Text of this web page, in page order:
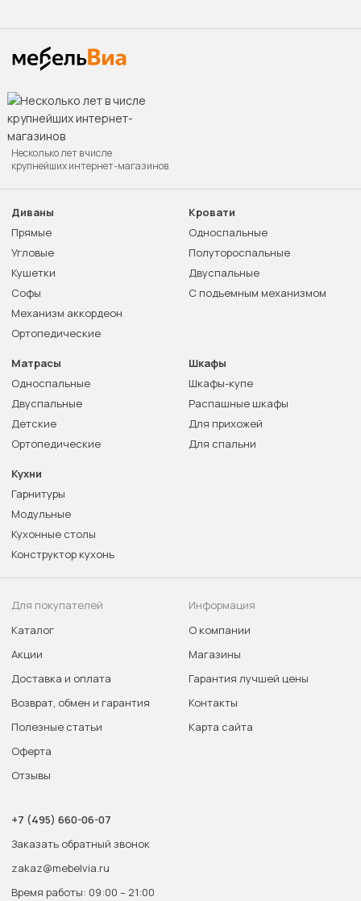
Несколько лет в числе
крупнейших интернет-магазинов
Диваны
Прямые
Угловые
Кушетки
Софы
Механизм аккордеон
Ортопедические
Кровати
Односпальные
Полутороспальные
Двуспальные
С подъемным механизмом
Матрасы
Односпальные
Двуспальные
Детские
Ортопедические
Шкафы
Шкафы-купе
Распашные шкафы
Для прихожей
Для спальни
Кухни
Гарнитуры
Модульные
Кухонные столы
Конструктор кухонь
Для покупателей
Каталог
Акции
Доставка и оплата
Возврат, обмен и гарантия
Полезные статьи
Оферта
Отзывы
Информация
О компании
Магазины
Гарантия лучшей цены
Контакты
Карта сайта
+7 (495) 660-06-07
Заказать обратный звонок
zakaz@mebelvia.ru
Время работы: 09:00 – 21:00